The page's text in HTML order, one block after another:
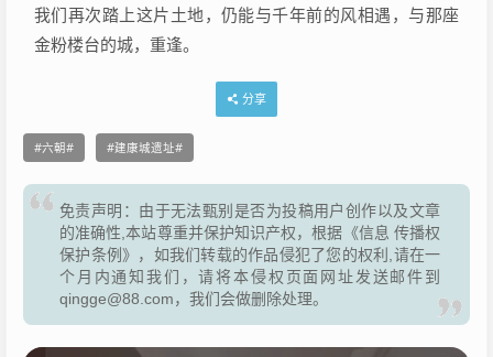
我们再次踏上这片土地，仍能与千年前的风相遇，与那座
金粉楼台的城，重逢。
分享
六朝 建康城遗址
免责声明：由于无法甄别是否为投稿用户创作以及文章
的准确性,本站尊重并保护知识产权，根据《信息 传播权
保护条例》，如我们转载的作品侵犯了您的权利,请在一
个月内通知我们，请将本侵权页面网址发送邮件到
qingge@88.com，我们会做删除处理。